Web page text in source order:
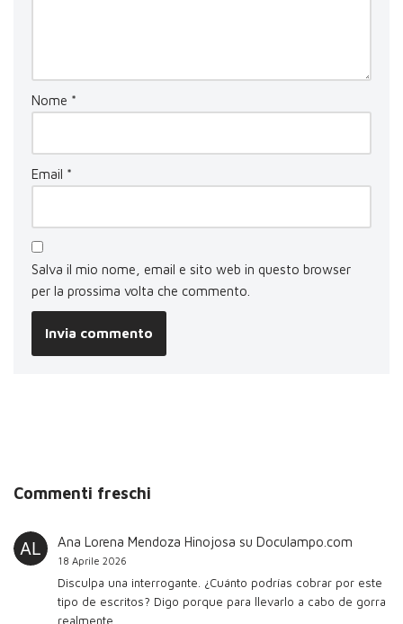
Nome *
Email *
Salva il mio nome, email e sito web in questo browser
per la prossima volta che commento.
Commenti freschi
Ana Lorena Mendoza Hinojosa su Doculampo.com
18 Aprile 2026
Disculpa una interrogante. ¿Cuánto podrías cobrar por este
tipo de escritos? Digo porque para llevarlo a cabo de gorra
realmente…